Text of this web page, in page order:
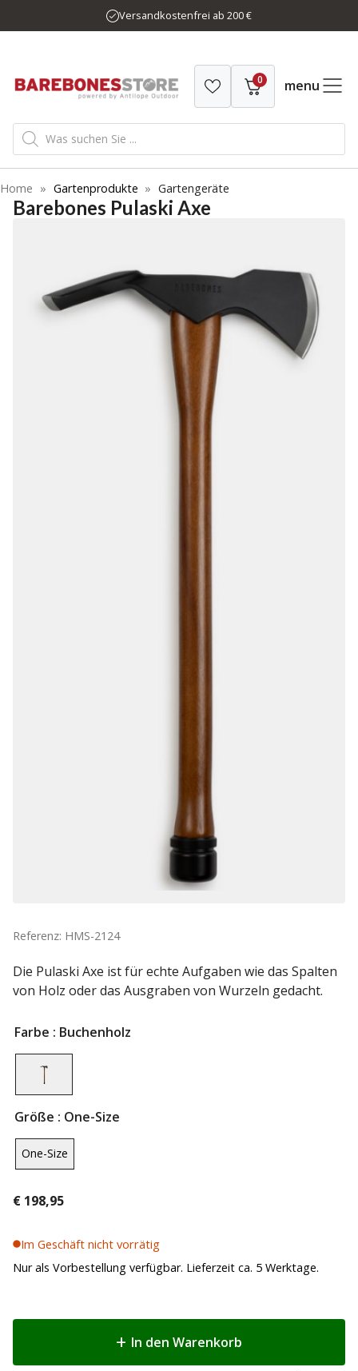
Inhalt
Versandkostenfrei ab 200 €
0 menu
Products
search
Home » Gartenprodukte » Gartengeräte
Barebones Pulaski Axe
Referenz: HMS-2124
Die Pulaski Axe ist für echte Aufgaben wie das Spalten
von Holz oder das Ausgraben von Wurzeln gedacht.
Farbe : Buchenholz
Größe : One-Size
One-Size
€ 198,95
Im Geschäft nicht vorrätig
Nur als Vorbestellung verfügbar. Lieferzeit ca. 5 Werktage.
In den Warenkorb